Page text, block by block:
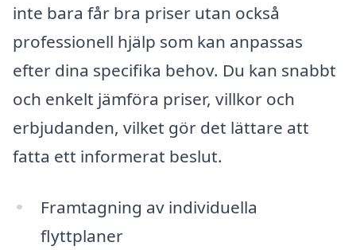
inte bara får bra priser utan också
professionell hjälp som kan anpassas
efter dina specifika behov. Du kan snabbt
och enkelt jämföra priser, villkor och
erbjudanden, vilket gör det lättare att
fatta ett informerat beslut.
Framtagning av individuella
flyttplaner